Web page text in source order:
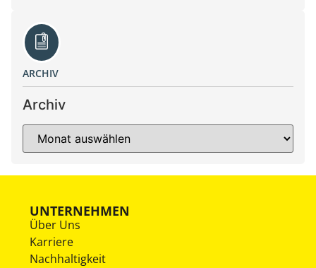
ARCHIV
Archiv
UNTERNEHMEN
Über Uns
Karriere
Nachhaltigkeit